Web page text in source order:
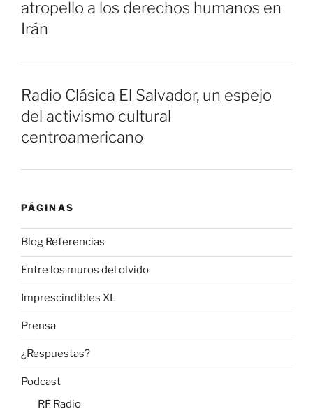
atropello a los derechos humanos en
Irán
Radio Clásica El Salvador, un espejo
del activismo cultural
centroamericano
PÁGINAS
Blog Referencias
Entre los muros del olvido
Imprescindibles XL
Prensa
¿Respuestas?
Podcast
RF Radio